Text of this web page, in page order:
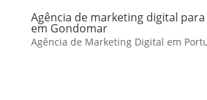
Agência de marketing digital
em Gondomar
Agência de Marketing Digital em